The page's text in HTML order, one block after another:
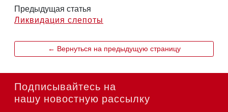
Предыдущая статья
Ликвидация слепоты
← Вернуться на предыдущую страницу
Подписывайтесь на
нашу новостную рассылку